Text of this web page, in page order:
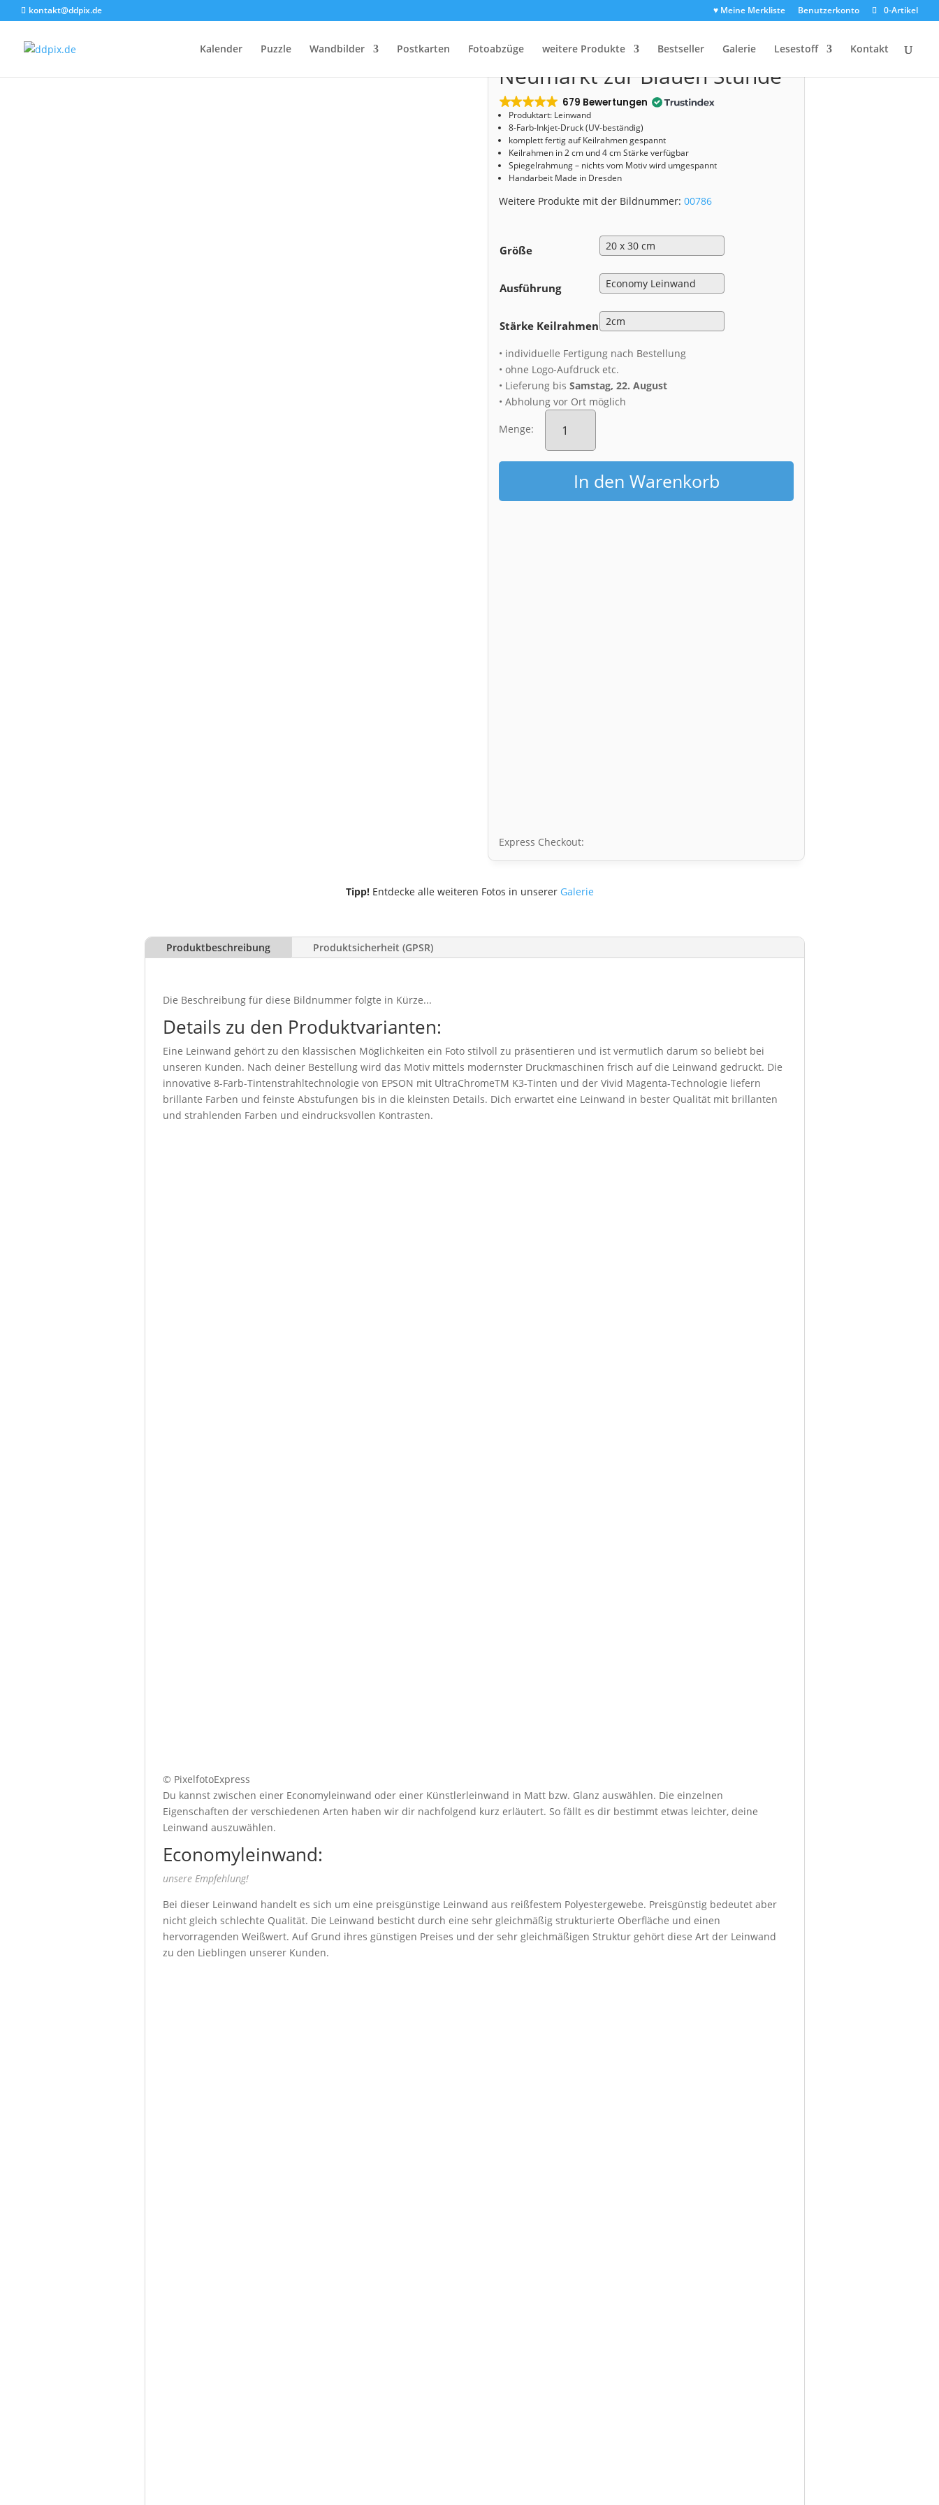
kontakt@ddpix.de ♥ Meine Merkliste Benutzerkonto 0-Artikel
Kalender Puzzle Wandbilder Postkarten Fotoabzüge weitere Produkte Bestseller Galerie Lesestoff Kontakt
Start/Shop/Leinwand/ Leinwand (00786) Neumarkt zur Blauen Stunde
Leinwand (00786)
Neumarkt zur Blauen Stunde
679 Bewertungen
Produktart: Leinwand
8-Farb-Inkjet-Druck (UV-beständig)
komplett fertig auf Keilrahmen gespannt
Keilrahmen in 2 cm und 4 cm Stärke verfügbar
Spiegelrahmung – nichts vom Motiv wird umgespannt
Handarbeit Made in Dresden
Weitere Produkte mit der Bildnummer:00786
Größe
Ausführung
Stärke Keilrahmen
• individuelle Fertigung nach Bestellung
• ohne Logo-Aufdruck etc.
• Lieferung bisSamstag, 22. August
• Abholung vor Ort möglich
Menge:
Leinwand
(00786)
zur
Blauen
Stunde
MengeIn den Warenkorb
Express Checkout:
Tipp!Entdecke alle weiteren Fotos in unserer Galerie
Produktbeschreibung Produktsicherheit (GPSR)
Die Beschreibung für diese Bildnummer folgte in Kürze...
Details zu den Produktvarianten:
Eine Leinwand gehört zu den klassischen Möglichkeiten ein Foto stilvoll zu präsentieren und ist vermutlich darum so beliebt bei
unseren Kunden. Nach deiner Bestellung wird das Motiv mittels modernster Druckmaschinen frisch auf die Leinwand gedruckt. Die
innovative 8-Farb-Tintenstrahltechnologie von EPSON mit UltraChromeTM K3-Tinten und der Vivid Magenta-Technologie liefern
brillante Farben und feinste Abstufungen bis in die kleinsten Details. Dich erwartet eine Leinwand in bester Qualität mit brillanten
und strahlenden Farben und eindrucksvollen Kontrasten.
© PixelfotoExpress
Du kannst zwischen einer Economyleinwand oder einer Künstlerleinwand in Matt bzw. Glanz auswählen. Die einzelnen
Eigenschaften der verschiedenen Arten haben wir dir nachfolgend kurz erläutert. So fällt es dir bestimmt etwas leichter, deine
Leinwand auszuwählen.
Economyleinwand:
unsere Empfehlung!
Bei dieser Leinwand handelt es sich um eine preisgünstige Leinwand aus reißfestem Polyestergewebe. Preisgünstig bedeutet aber
nicht gleich schlechte Qualität. Die Leinwand besticht durch eine sehr gleichmäßig strukturierte Oberfläche und einen
hervorragenden Weißwert. Auf Grund ihres günstigen Preises und der sehr gleichmäßigen Struktur gehört diese Art der Leinwand
zu den Lieblingen unserer Kunden.